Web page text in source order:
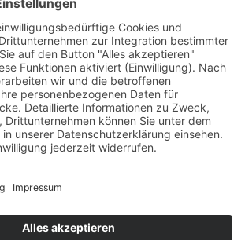
Verfügbarkeiten
Zahlung und Versand
Datenschutz
Fernabsatz
Widerrufsrecht MS
bei Dienstleistungen
Garantiefall